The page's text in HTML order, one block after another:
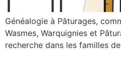
Généalogie à Pâturages,
Wasmes, Warquignies et
recherche dans les familles